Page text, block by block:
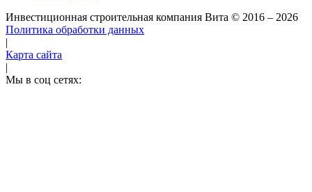
Инвестиционная строительная компания Вита © 2016 – 2026
Политика обработки данных
|
Карта сайта
|
Мы в соц сетях: